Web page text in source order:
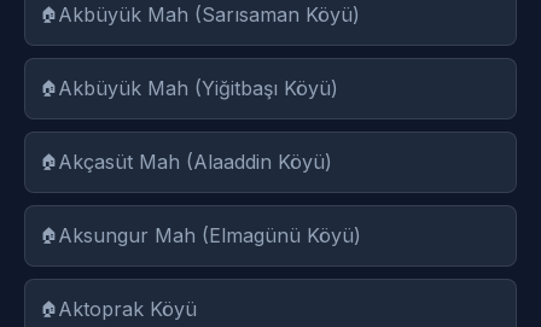
Akbüyük Mah (Sarısaman Köyü)
Akbüyük Mah (Yiğitbaşı Köyü)
Akçasüt Mah (Alaaddin Köyü)
Aksungur Mah (Elmagünü Köyü)
Aktoprak Köyü